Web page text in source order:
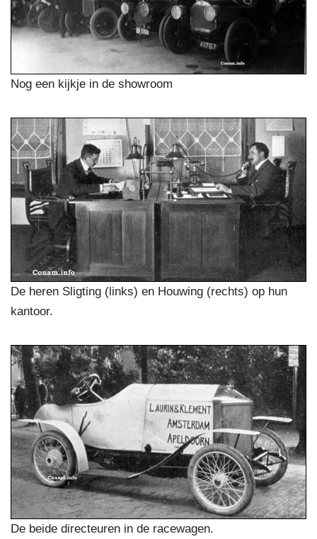
Nog een kijkje in de showroom
De heren Sligting (links) en Houwing (rechts) op hun
kantoor.
De beide directeuren in de racewagen.